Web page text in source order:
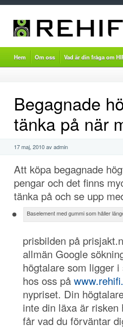
Hem Om oss Vad är din fråga om
Begagnade
tänka på när
17 maj, 2010 av admin
Att köpa begagnade
pengar och det finns
tänka på och se upp
Baselement med gummi som håller
prisbilden på
allmän Google
högtalare som ligger
hos oss på
nypriset. Din
inte din läxa är
får vad du förväntar